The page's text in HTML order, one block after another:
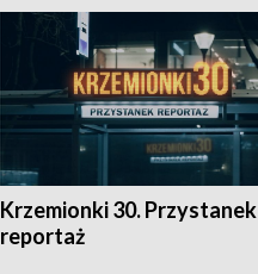
Krzemionki 30. Przystanek
reportaż